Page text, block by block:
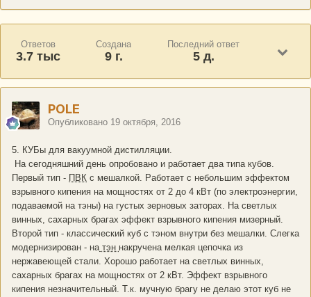
Ответов
3.7 тыс
Создана
9 г.
Последний ответ
5 д.
POLE
Опубликовано 19 октября, 2016
5. КУБы для вакуумной дистилляции.
На сегодняшний день опробовано и работает два типа кубов.
Первый тип - ПВК с мешалкой. Работает с небольшим эффектом
взрывного кипения на мощностях от 2 до 4 кВт (по электроэнергии,
подаваемой на тэны) на густых зерновых заторах. На светлых
винных, сахарных брагах эффект взрывного кипения мизерный.
Второй тип - классический куб с тэном внутри без мешалки. Слегка
модернизирован - натэн накручена мелкая цепочка из
нержавеющей стали. Хорошо работает на светлых винных,
сахарных брагах на мощностях от 2 кВт. Эффект взрывного
кипения незначительный. Т.к. мучную брагу не делаю этот куб не